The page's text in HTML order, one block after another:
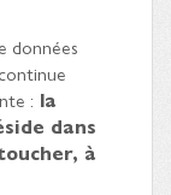
données
: la
dans
à